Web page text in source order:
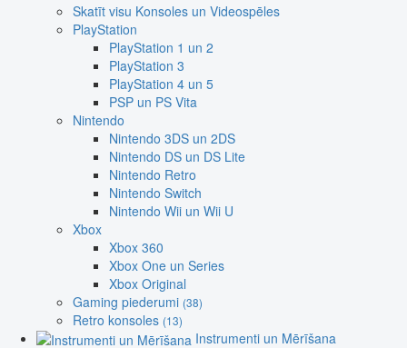
Skatīt visu Konsoles un Videospēles
PlayStation
PlayStation 1 un 2
PlayStation 3
PlayStation 4 un 5
PSP un PS Vita
Nintendo
Nintendo 3DS un 2DS
Nintendo DS un DS Lite
Nintendo Retro
Nintendo Switch
Nintendo Wii un Wii U
Xbox
Xbox 360
Xbox One un Series
Xbox Original
Gaming piederumi (38)
Retro konsoles (13)
Instrumenti un Mērīšana